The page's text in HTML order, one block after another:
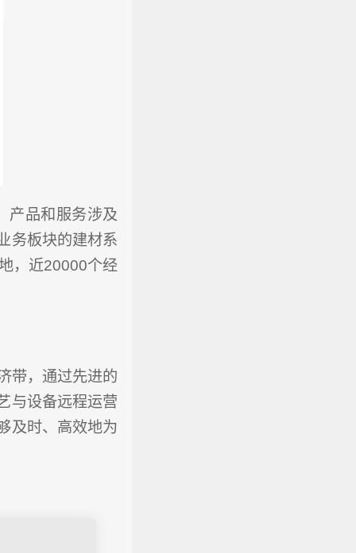
产品和服务涉及
务板块的建材系
，近20000个经
带，通过先进的
与设备远程运营
及时、高效地为